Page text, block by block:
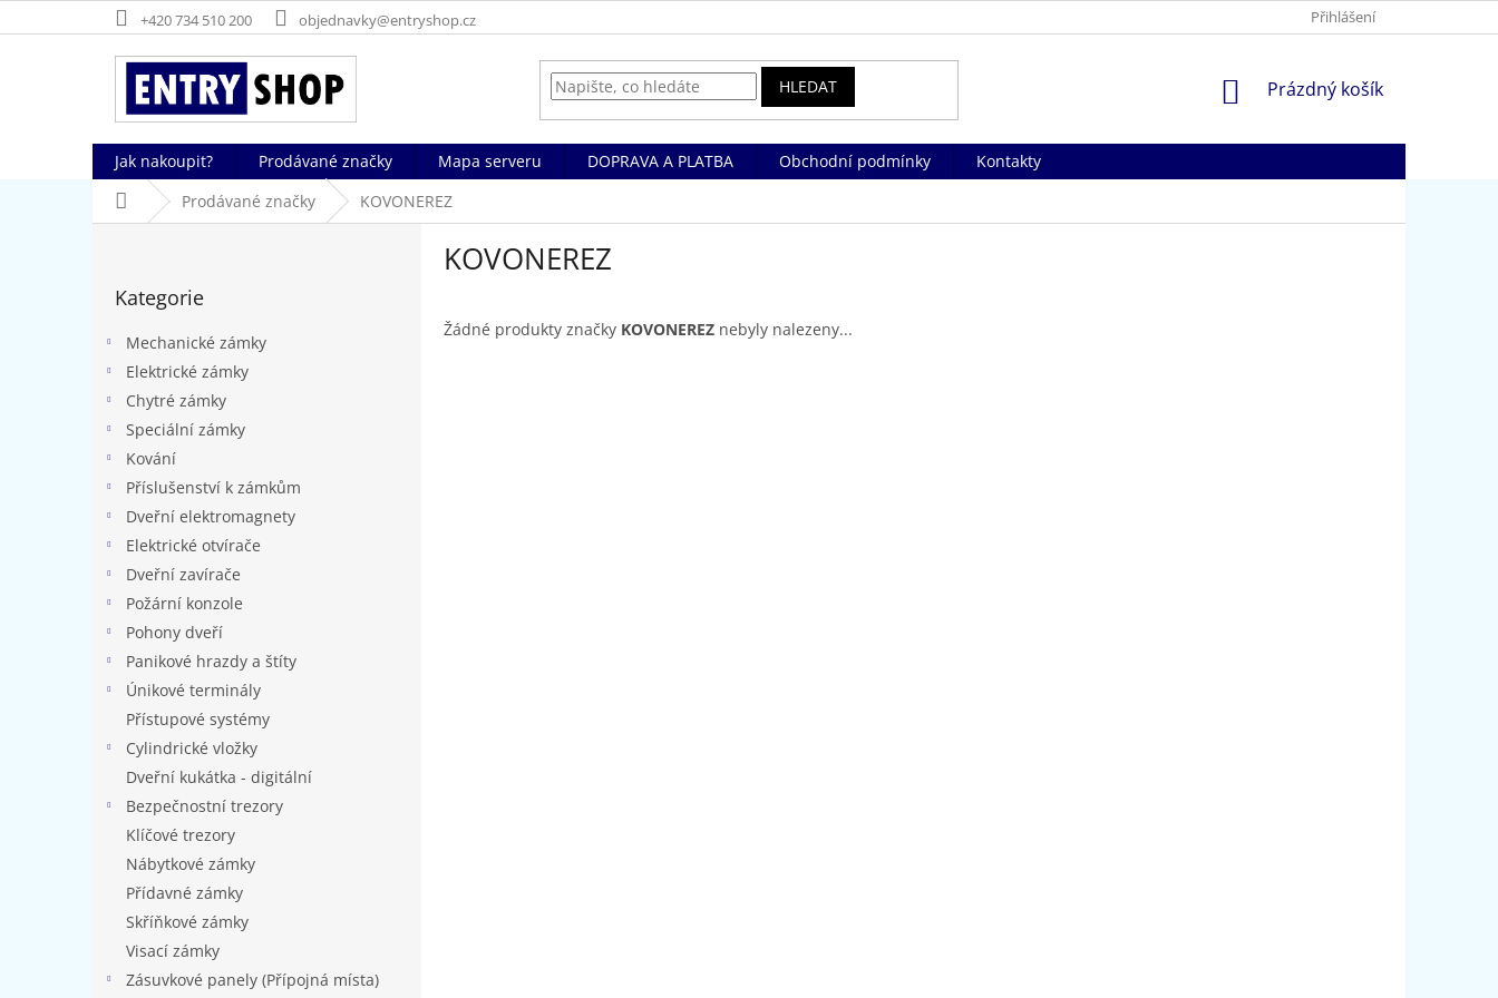
na
+420 734 510 200 objednavky@entryshop.cz Přihlášení
HLEDAT
NÁKUPNÍ
Prázdný košík
Jak nakoupit? Prodávané značky Mapa serveru DOPRAVA A PLATBA Obchodní podmínky
Kontakty
Domů Prodávané značky KOVONEREZ
kategorie
Kategorie
Mechanické zámky
Elektrické zámky
Chytré zámky
Speciální zámky
Kování
Příslušenství k zámkům
Dveřní elektromagnety
Elektrické otvírače
Dveřní zavírače
Požární konzole
Pohony dveří
Panikové hrazdy a štíty
Únikové terminály
Přístupové systémy
Cylindrické vložky
Dveřní kukátka - digitální
Bezpečnostní trezory
Klíčové trezory
Nábytkové zámky
Přídavné zámky
Skříňkové zámky
Visací zámky
Zásuvkové panely (Přípojná místa)
KOVONEREZ
Žádné produkty značky KOVONEREZ nebyly nalezeny...